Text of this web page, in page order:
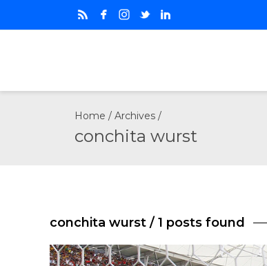
Home / Archives /
conchita wurst
conchita wurst / 1 posts found